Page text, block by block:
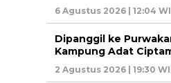
6 Agustus 2026 | 12:04
Dipanggil ke
Kampung Adat
2 Agustus 2026 | 19:30